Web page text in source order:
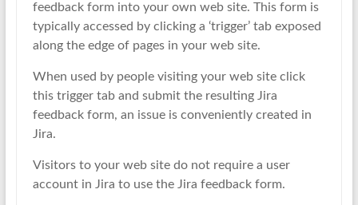
feedback form into your own web site. This form is
typically accessed by clicking a ‘trigger’ tab exposed
along the edge of pages in your web site.
When used by people visiting your web site click
this trigger tab and submit the resulting Jira
feedback form, an issue is conveniently created in
Jira.
Visitors to your web site do not require a user
account in Jira to use the Jira feedback form.